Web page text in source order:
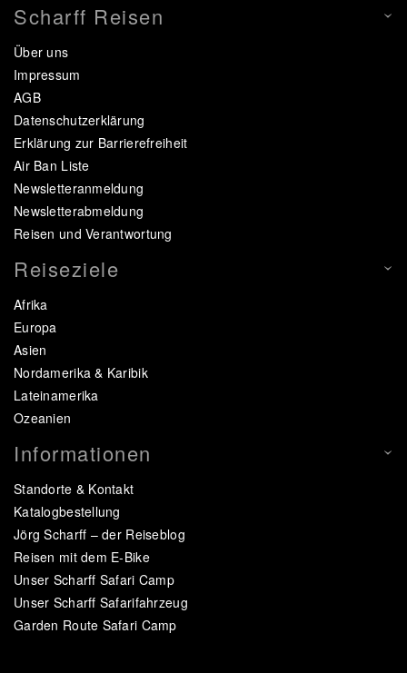
Scharff Reisen
Über uns
Impressum
AGB
Datenschutzerklärung
Erklärung zur Barrierefreiheit
Air Ban Liste
Newsletteranmeldung
Newsletterabmeldung
Reisen und Verantwortung
Reiseziele
Afrika
Europa
Asien
Nordamerika & Karibik
Lateinamerika
Ozeanien
Informationen
Standorte & Kontakt
Katalogbestellung
Jörg Scharff – der Reiseblog
Reisen mit dem E-Bike
Unser Scharff Safari Camp
Unser Scharff Safarifahrzeug
Garden Route Safari Camp